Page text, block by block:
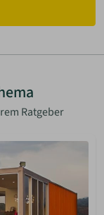
Ratgeber